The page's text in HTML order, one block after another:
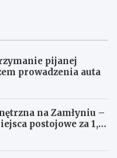
pijanej
prowadzenia auta
na Zamłyniu –
postojowe za 1,1